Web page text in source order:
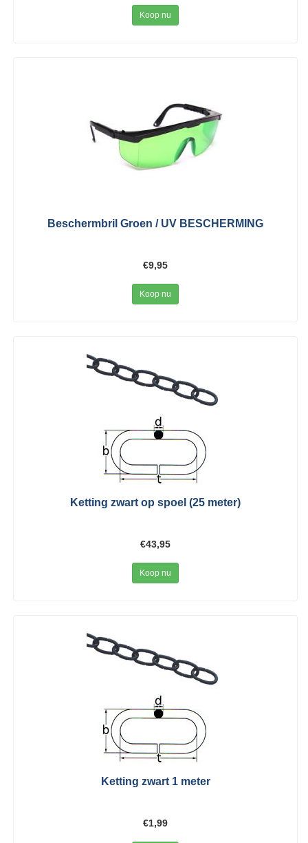
Koop nu
Beschermbril Groen / UV BESCHERMING
€9,95
Koop nu
Ketting zwart op spoel (25 meter)
€43,95
Koop nu
Ketting zwart 1 meter
€1,99